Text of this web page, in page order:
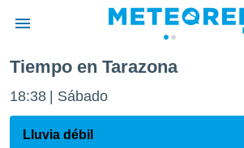
de
ha sido
Tiempo en Tarazona
18:39 Sábado
Lluvia débil